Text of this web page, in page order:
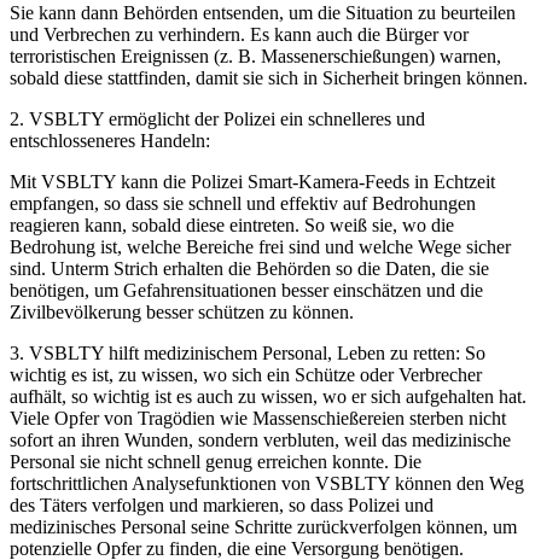
Sie kann dann Behörden entsenden, um die Situation zu beurteilen
und Verbrechen zu verhindern. Es kann auch die Bürger vor
terroristischen Ereignissen (z. B. Massenerschießungen) warnen,
sobald diese stattfinden, damit sie sich in Sicherheit bringen können.
2. VSBLTY ermöglicht der Polizei ein schnelleres und
entschlosseneres Handeln:
Mit VSBLTY kann die Polizei Smart-Kamera-Feeds in Echtzeit
empfangen, so dass sie schnell und effektiv auf Bedrohungen
reagieren kann, sobald diese eintreten. So weiß sie, wo die
Bedrohung ist, welche Bereiche frei sind und welche Wege sicher
sind. Unterm Strich erhalten die Behörden so die Daten, die sie
benötigen, um Gefahrensituationen besser einschätzen und die
Zivilbevölkerung besser schützen zu können.
3. VSBLTY hilft medizinischem Personal, Leben zu retten: So
wichtig es ist, zu wissen, wo sich ein Schütze oder Verbrecher
aufhält, so wichtig ist es auch zu wissen, wo er sich aufgehalten hat.
Viele Opfer von Tragödien wie Massenschießereien sterben nicht
sofort an ihren Wunden, sondern verbluten, weil das medizinische
Personal sie nicht schnell genug erreichen konnte. Die
fortschrittlichen Analysefunktionen von VSBLTY können den Weg
des Täters verfolgen und markieren, so dass Polizei und
medizinisches Personal seine Schritte zurückverfolgen können, um
potenzielle Opfer zu finden, die eine Versorgung benötigen.